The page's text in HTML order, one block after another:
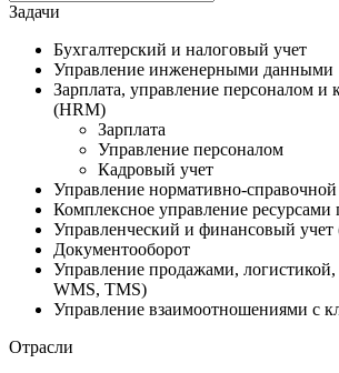
Задачи
Бухгалтерский и налоговый учет
Управление инженерными данными
Зарплата, управление персоналом и
(HRM)
Зарплата
Управление персоналом
Кадровый учет
Управление нормативно-
Комплексное управление ресурсами
Управленческий и финансовый учет
Документооборот
Управление продажами,
WMS, TMS)
Управление взаимоотношениями с
Отрасли